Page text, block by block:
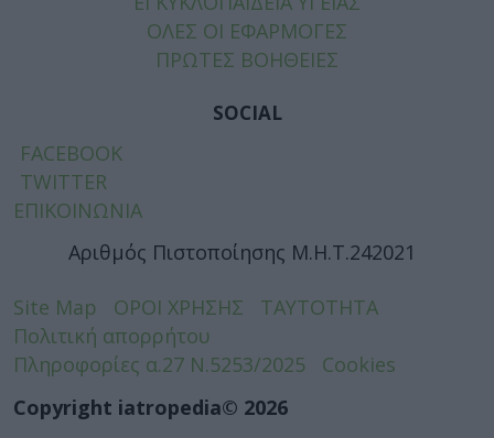
ΟΛΕΣ ΟΙ ΕΦΑΡΜΟΓΕΣ
ΠΡΩΤΕΣ ΒΟΗΘΕΙΕΣ
SOCIAL
FACEBOOK
TWITTER
ΕΠΙΚΟΙΝΩΝΙΑ
Αριθμός Πιστοποίησης Μ.Η.Τ.242021
Site Map ΟΡΟΙ ΧΡΗΣΗΣ
ΤΑΥΤΟΤΗΤΑ
Πολιτική απορρήτου
Πληροφορίες α.27 Ν.5253/2025
Cookies
Copyright iatropedia© 2026